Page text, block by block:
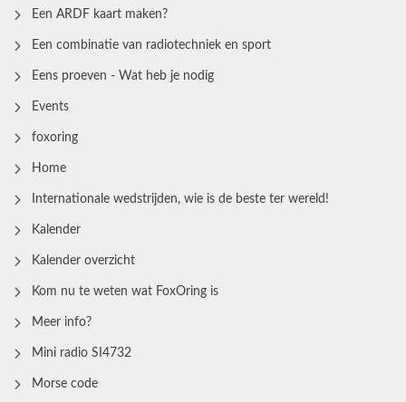
Een ARDF kaart maken?
Een combinatie van radiotechniek en sport
Eens proeven - Wat heb je nodig
Events
foxoring
Home
Internationale wedstrijden, wie is de beste ter wereld!
Kalender
Kalender overzicht
Kom nu te weten wat FoxOring is
Meer info?
Mini radio SI4732
Morse code